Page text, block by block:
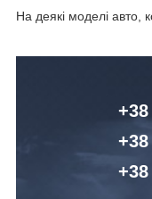
На деякі моделі авто,